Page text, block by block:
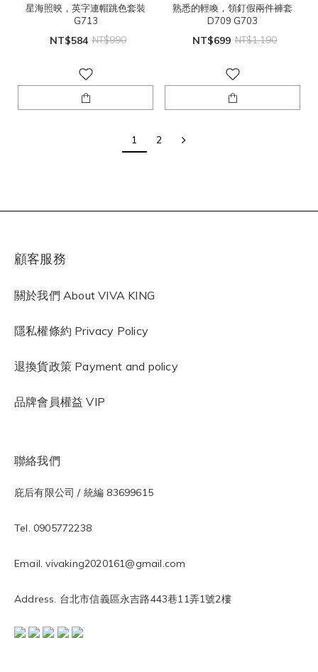
星海照映，英字連帽跳色套裝
G713
NT$584 NT$990
熟悉的輕喚，領釘假兩件褲套
D709 G703
NT$699 NT$1,190
1 2
顧客服務
關於我們 About VIVA KING
隱私權條約 Privacy Policy
退換貨政策 Payment and policy
品牌會員權益 VIP
聯絡我們
庇后有限公司 / 統編 83699615
Tel. 0905772238
Email. vivaking2020161@gmail.com
Address. 台北市信義區永吉路443巷11弄1號2樓